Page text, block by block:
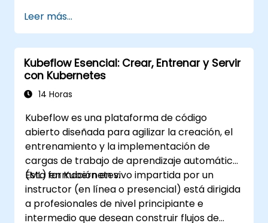
Leer más...
Kubeflow Esencial: Crear, Entrenar y Servir
con Kubernetes
14 Horas
Kubeflow es una plataforma de código
abierto diseñada para agilizar la creación, el
entrenamiento y la implementación de
cargas de trabajo de aprendizaje automático
(ML) en Kubernetes.
Esta formación en vivo impartida por un
instructor (en línea o presencial) está dirigida
a profesionales de nivel principiante e
intermedio que desean construir flujos de